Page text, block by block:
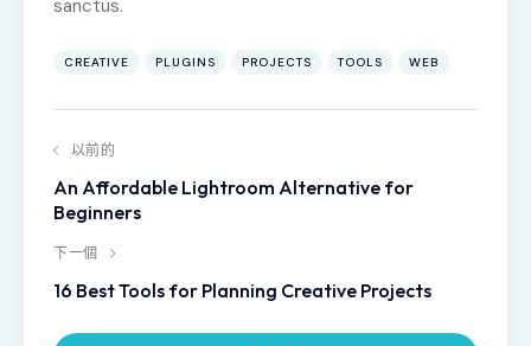
sanctus.
CREATIVE PLUGINS PROJECTS TOOLS WEB
以前的
An Affordable Lightroom Alternative for
Beginners
下一個
16 Best Tools for Planning Creative Projects